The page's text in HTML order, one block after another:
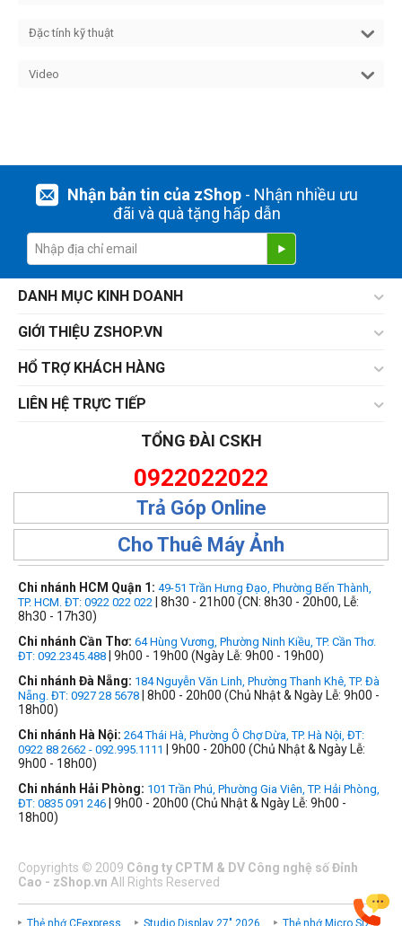
Đặc tính kỹ thuật
Video
Nhận bản tin của zShop- Nhận nhiều ưu
đãi và quà tặng hấp dẫn
DANH MỤC KINH DOANH
GIỚI THIỆU ZSHOP.VN
HỔ TRỢ KHÁCH HÀNG
LIÊN HỆ TRỰC TIẾP
TỔNG ĐÀI CSKH
0922022022
Trả Góp Online
Cho Thuê Máy Ảnh
Chi nhánh HCM Quận 1: 49-51 Trần Hưng Đạo, Phường Bến Thành,
TP. HCM. ĐT: 0922 022 022 | 8h30 - 21h00 (CN: 8h30 - 20h00, Lễ:
8h30 - 17h30)
Chi nhánh Cần Thơ: 64 Hùng Vương, Phường Ninh Kiều, TP. Cần Thơ.
ĐT: 092.2345.488 | 9h00 - 19h00 (Ngày Lễ: 9h00 - 19h00)
Chi nhánh Đà Nẵng: 184 Nguyễn Văn Linh, Phường Thanh Khê, TP. Đà
Nẵng. ĐT: 0927 28 5678 | 8h00 - 20h00 (Chủ Nhật & Ngày Lễ: 9h00 -
18h00)
Chi nhánh Hà Nội: 264 Thái Hà, Phường Ô Chợ Dừa, TP. Hà Nội, ĐT:
0922 88 2662 - 092.995.1111
| 9h00 - 20h00 (Chủ Nhật & Ngày Lễ:
9h00 - 18h00)
Chi nhánh Hải Phòng: 101 Trần Phú, Phường Gia Viên, TP. Hải Phòng,
ĐT: 0835 091 246 | 9h00 - 20h00 (Chủ Nhật & Ngày Lễ: 9h00 -
18h00)
Copyrights © 2009 Công ty CPTM & DV Công nghệ số Đỉnh
Cao - zShop.vn All Rights Reserved
Thẻ nhớ CFexpress Studio Display 27" 2026 Thẻ nhớ Micro SD